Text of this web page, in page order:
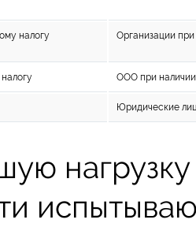
налогу Организации
ООО при наличии
Юридические